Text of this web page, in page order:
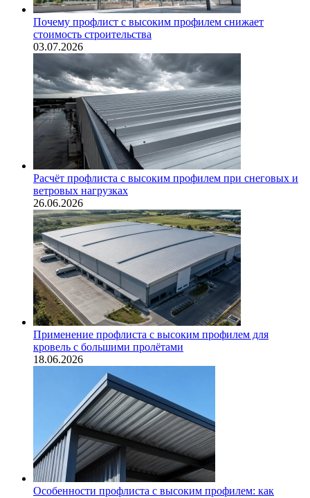
Почему профлист с высоким профилем снижает
стоимость строительства
03.07.2026
Расчёт профлиста с высоким профилем при снеговых и
ветровых нагрузках
26.06.2026
Применение профлиста с высоким профилем для
кровель с большими пролётами
18.06.2026
Особенности профлиста с высоким профилем: как